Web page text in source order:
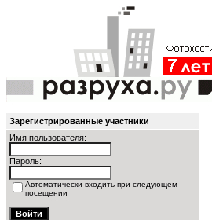
Зарегистрированные участники
Имя пользователя:
Пароль:
Автоматически входить при следующем
посещении